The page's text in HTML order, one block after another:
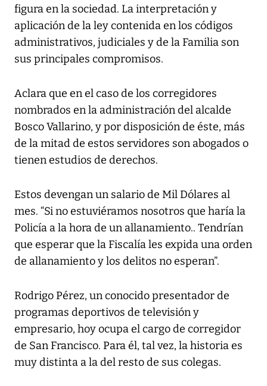
figura en la sociedad. La interpretación y
aplicación de la ley contenida en los códigos
administrativos, judiciales y de la Familia son
sus principales compromisos.
Aclara que en el caso de los corregidores
nombrados en la administración del alcalde
Bosco Vallarino, y por disposición de éste, más
de la mitad de estos servidores son abogados o
tienen estudios de derechos.
Estos devengan un salario de Mil Dólares al
mes. “Si no estuviéramos nosotros que haría la
Policía a la hora de un allanamiento.. Tendrían
que esperar que la Fiscalía les expida una orden
de allanamiento y los delitos no esperan”.
Rodrigo Pérez, un conocido presentador de
programas deportivos de televisión y
empresario, hoy ocupa el cargo de corregidor
de San Francisco. Para él, tal vez, la historia es
muy distinta a la del resto de sus colegas.